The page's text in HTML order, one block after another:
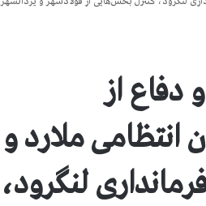
دفاع از
انتظامی ملارد و
لنگرود،